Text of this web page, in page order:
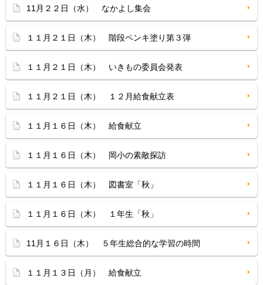
11月２２日（水） なかよし集会
１１月２１日（木） 階段ペンキ塗り第３弾
１１月２１日（木） いきもの委員会発表
１１月２１日（木） １２月給食献立表
１１月１６日（木） 給食献立
１１月１６日（木） 岡小の素敵探訪
１１月１６日（木） 図書室「秋」
１１月１６日（木） １年生「秋」
11月１６日（木） ５年生総合的な学習の時間
１１月１３日（月） 給食献立